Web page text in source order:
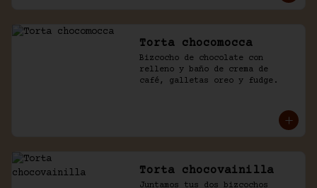
Torta chocomocca
Bizcocho de chocolate con
relleno y baño de crema de
café, galletas oreo y fudge.
Torta chocovainilla
Juntamos tus dos bizcochos